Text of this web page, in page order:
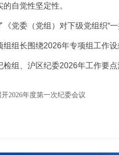
自觉性坚定性。
《党委（党组）对下级党组织“
组长围绕2026年专项组工作
组、沪区纪委2026年工作要
2026年度第一次纪委会议